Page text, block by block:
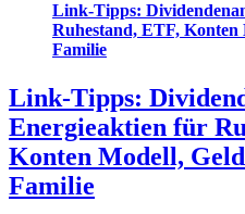
Link-Tipps:
Ruhestand, ETF, Konten
Familie
Link-Tipps:
Energieaktien für
Konten Modell,
Familie